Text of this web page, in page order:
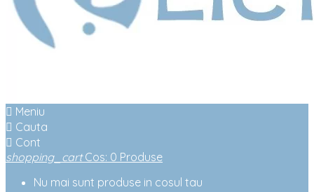
 Meniu
 Cauta
 Cont
shopping_cart Cos: 0 Produse
Nu mai sunt produse in cosul tau